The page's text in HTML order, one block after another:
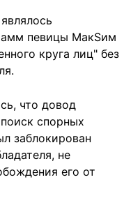
певицы МакSим
круга лиц" без
что довод
спорных
заблокирован
не
его от